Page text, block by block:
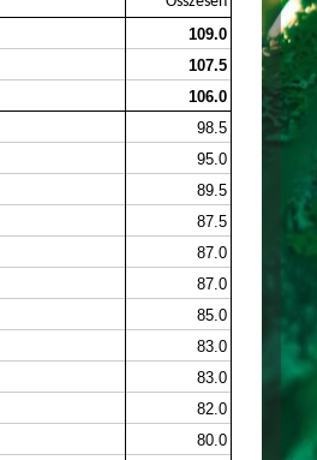
109.0
107.5
106.0
98.5
95.0
89.5
87.5
87.0
87.0
85.0
83.0
83.0
82.0
80.0